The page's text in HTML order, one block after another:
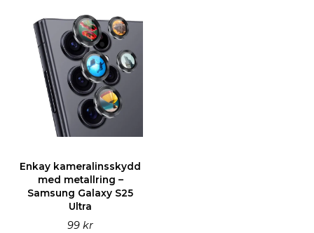
Enkay kameralinsskydd
med metallring –
Samsung Galaxy S25
Ultra
99 kr